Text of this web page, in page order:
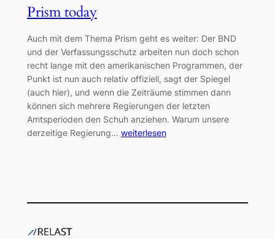
Prism today
Auch mit dem Thema Prism geht es weiter: Der BND
und der Verfassungsschutz arbeiten nun doch schon
recht lange mit den amerikanischen Programmen, der
Punkt ist nun auch relativ offiziell, sagt der Spiegel
(auch hier), und wenn die Zeiträume stimmen dann
können sich mehrere Regierungen der letzten
Amtsperioden den Schuh anziehen. Warum unsere
derzeitige Regierung… weiterlesen